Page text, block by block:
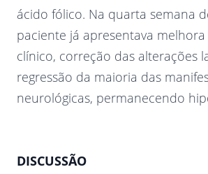
ácido fólico. Na quarta semana
paciente já apresentava
clínico, correção das alterações
regressão da maioria das
neurológicas, permanecendo
DISCUSSÃO